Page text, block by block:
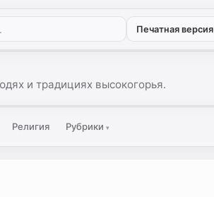
Печатная версия
и традициях высокогорья.
Религия Рубрики▾